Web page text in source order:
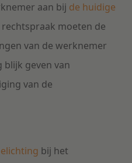
aan bij de huidige
rechtspraak moeten de
van de werknemer
geven van
van de
bij het